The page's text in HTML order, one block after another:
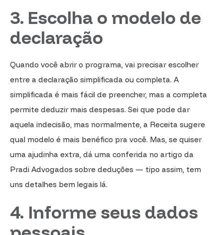
3. Escolha o modelo de
declaração
Quando você abrir o programa, vai precisar escolher
entre a declaração simplificada ou completa. A
simplificada é mais fácil de preencher, mas a completa
permite deduzir mais despesas. Sei que pode dar
aquela indecisão, mas normalmente, a Receita sugere
qual modelo é mais benéfico pra você. Mas, se quiser
uma ajudinha extra, dá uma conferida no artigo da
Pradi Advogados sobre deduções — tipo assim, tem
uns detalhes bem legais lá.
4. Informe seus dados